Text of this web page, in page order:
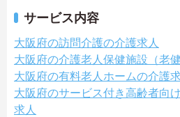
サービス内容
大阪府の訪問介護の介護求人
大阪府の介護老人保健施設（老
大阪府の有料老人ホームの介護
大阪府のサービス付き高齢者向
求人